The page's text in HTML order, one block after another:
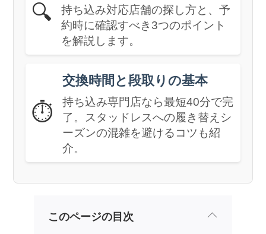
🔍
持ち込み対応店舗の探し方と、予
約時に確認すべき3つのポイント
を解説します。
⏱️
交換時間と段取りの基本
持ち込み専門店なら最短40分で完
了。スタッドレスへの履き替えシ
ーズンの混雑を避けるコツも紹
介。
このページの目次